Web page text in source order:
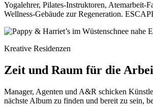
Yogalehrer, Pilates-Instruktoren, Atemarbeit-
Wellness-Gebäude zur Regeneration.
Kreative Residenzen
Zeit und Raum für die
Manager, Agenten und A&R schicken
nächste Album zu finden und bereit zu sein,